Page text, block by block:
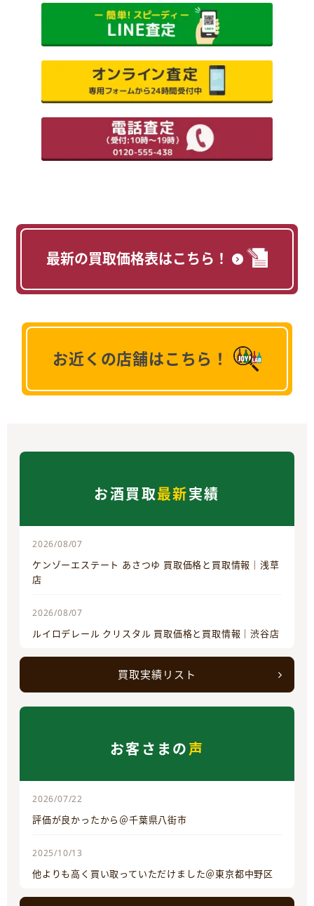
最新の買取価格表はこちら！
お近くの店舗はこちら！
お酒買取最新実績
2026/08/07
ケンゾーエステート あさつゆ 買取価格と買取情報｜浅草
店
2026/08/07
ルイロデレール クリスタル 買取価格と買取情報｜渋谷店
買取実績リスト
お客さまの声
2026/07/22
評価が良かったから＠千葉県八街市
2025/10/13
他よりも高く買い取っていただけました＠東京都中野区